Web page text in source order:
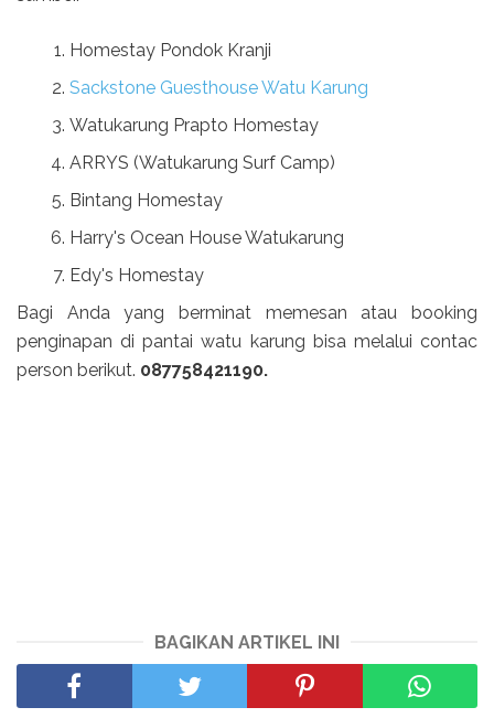
Homestay Pondok Kranji
Sackstone Guesthouse Watu Karung
Watukarung Prapto Homestay
ARRYS (Watukarung Surf Camp)
Bintang Homestay
Harry's Ocean House Watukarung
Edy's Homestay
Bagi Anda yang berminat memesan atau booking
penginapan di pantai watu karung bisa melalui contac
person berikut. 087758421190.
BAGIKAN ARTIKEL INI